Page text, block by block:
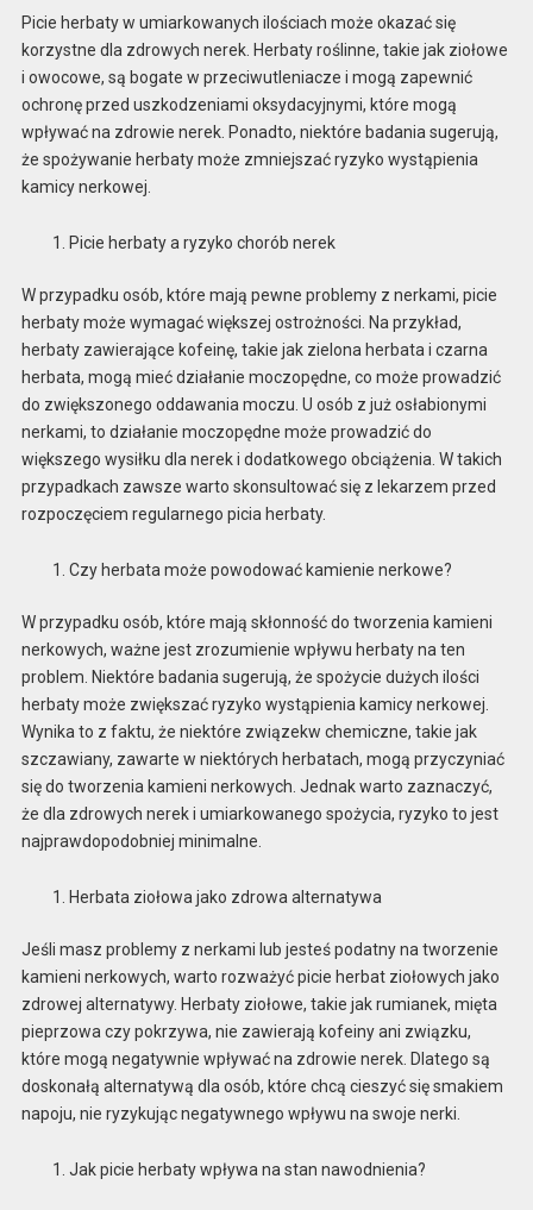
Picie herbaty w umiarkowanych ilościach może okazać się
korzystne dla zdrowych nerek. Herbaty roślinne, takie jak ziołowe
i owocowe, są bogate w przeciwutleniacze i mogą zapewnić
ochronę przed uszkodzeniami oksydacyjnymi, które mogą
wpływać na zdrowie nerek. Ponadto, niektóre badania sugerują,
że spożywanie herbaty może zmniejszać ryzyko wystąpienia
kamicy nerkowej.
Picie herbaty a ryzyko chorób nerek
W przypadku osób, które mają pewne problemy z nerkami, picie
herbaty może wymagać większej ostrożności. Na przykład,
herbaty zawierające kofeinę, takie jak zielona herbata i czarna
herbata, mogą mieć działanie moczopędne, co może prowadzić
do zwiększonego oddawania moczu. U osób z już osłabionymi
nerkami, to działanie moczopędne może prowadzić do
większego wysiłku dla nerek i dodatkowego obciążenia. W takich
przypadkach zawsze warto skonsultować się z lekarzem przed
rozpoczęciem regularnego picia herbaty.
Czy herbata może powodować kamienie nerkowe?
W przypadku osób, które mają skłonność do tworzenia kamieni
nerkowych, ważne jest zrozumienie wpływu herbaty na ten
problem. Niektóre badania sugerują, że spożycie dużych ilości
herbaty może zwiększać ryzyko wystąpienia kamicy nerkowej.
Wynika to z faktu, że niektóre związekw chemiczne, takie jak
szczawiany, zawarte w niektórych herbatach, mogą przyczyniać
się do tworzenia kamieni nerkowych. Jednak warto zaznaczyć,
że dla zdrowych nerek i umiarkowanego spożycia, ryzyko to jest
najprawdopodobniej minimalne.
Herbata ziołowa jako zdrowa alternatywa
Jeśli masz problemy z nerkami lub jesteś podatny na tworzenie
kamieni nerkowych, warto rozważyć picie herbat ziołowych jako
zdrowej alternatywy. Herbaty ziołowe, takie jak rumianek, mięta
pieprzowa czy pokrzywa, nie zawierają kofeiny ani związku,
które mogą negatywnie wpływać na zdrowie nerek. Dlatego są
doskonałą alternatywą dla osób, które chcą cieszyć się smakiem
napoju, nie ryzykując negatywnego wpływu na swoje nerki.
Jak picie herbaty wpływa na stan nawodnienia?